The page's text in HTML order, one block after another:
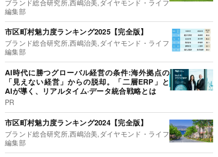
ブランド総合研究所,西嶋治美,ダイヤモンド・ライフ
編集部
市区町村魅力度ランキング2025【完全版】
ブランド総合研究所,西嶋治美,ダイヤモンド・ライフ
編集部
AI時代に勝つグローバル経営の条件:海外拠点の
「見えない経営」からの脱却。「二層ERP」と
AIが導く、リアルタイム·データ統合戦略とは
PR
市区町村魅力度ランキング2024【完全版】
ブランド総合研究所,西嶋治美,ダイヤモンド・ライフ
編集部